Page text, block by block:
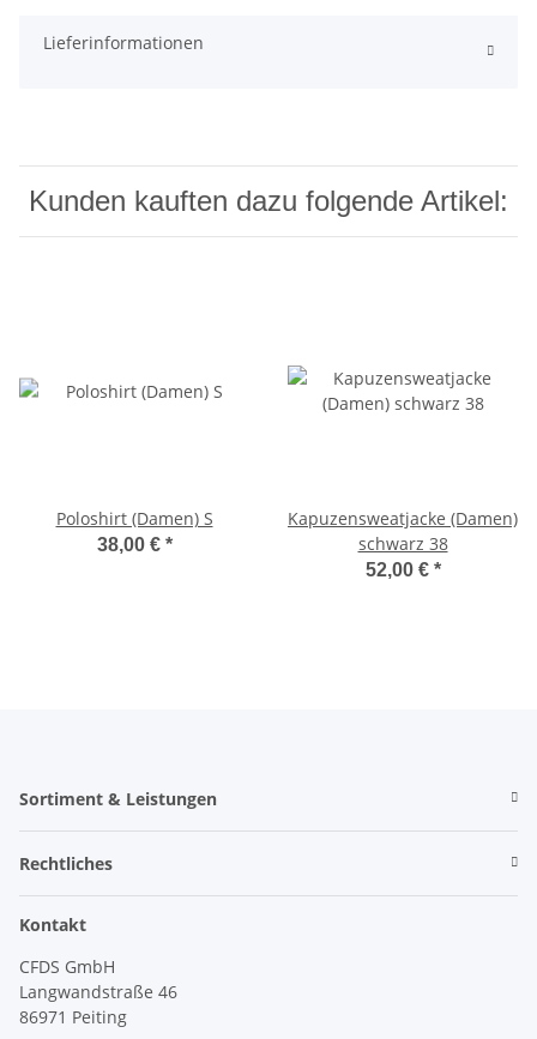
Lieferinformationen
Kunden kauften dazu folgende Artikel:
Poloshirt (Damen) S
38,00 € *
Kapuzensweatjacke (Damen)
schwarz 38
52,00 € *
Sortiment & Leistungen
Rechtliches
Kontakt
CFDS GmbH
Langwandstraße 46
86971 Peiting